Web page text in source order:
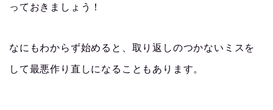
っておきましょう！
なにもわからず始めると、取り返しのつかないミスを
して最悪作り直しになることもあります。